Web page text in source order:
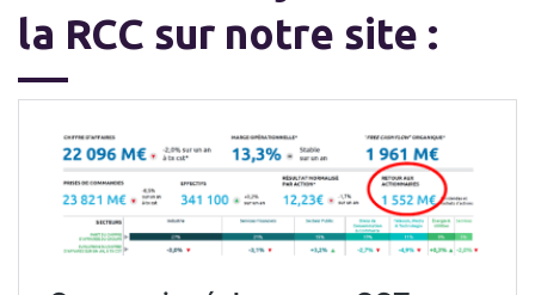
la RCC sur notre site :